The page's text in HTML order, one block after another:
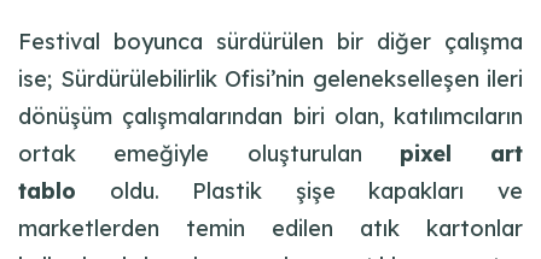
Festival boyunca sürdürülen bir diğer çalışma
ise; Sürdürülebilirlik Ofisi’nin gelenekselleşen ileri
dönüşüm çalışmalarından biri olan, katılımcıların
ortak emeğiyle oluşturulan pixel art
tablo oldu. Plastik şişe kapakları ve
marketlerden temin edilen atık kartonlar